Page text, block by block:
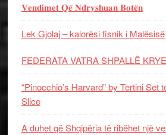
𝐕𝐞𝐧𝐝𝐢𝐦𝐞𝐭 𝐐𝐞̈ 𝐍𝐝𝐫𝐲𝐬𝐡𝐮𝐚𝐧 𝐁𝐨𝐭𝐞̈𝐧
Lek Gjolaj – kalorësi fisnik i Malësisë
FEDERATA VATRA SHPALLË
“Pinocchio’s Harvard” by Tertini Set
Slice
A duhet që Shqipëria të ribëhet një